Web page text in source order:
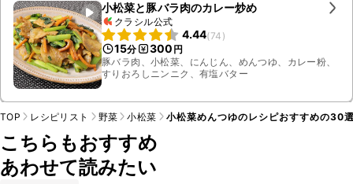
小松菜と豚バラ肉のカレー炒め
クラシル公式
4.44(74 )
15分 300 円
豚バラ肉、小松菜、にんじん、めんつゆ、カレー粉、
すりおろしニンニク、有塩バター
TOP レシピリスト 野菜 小松菜 小松菜めんつゆのレシピおすすめの30
こちらもおすすめ
あわせて読みたい